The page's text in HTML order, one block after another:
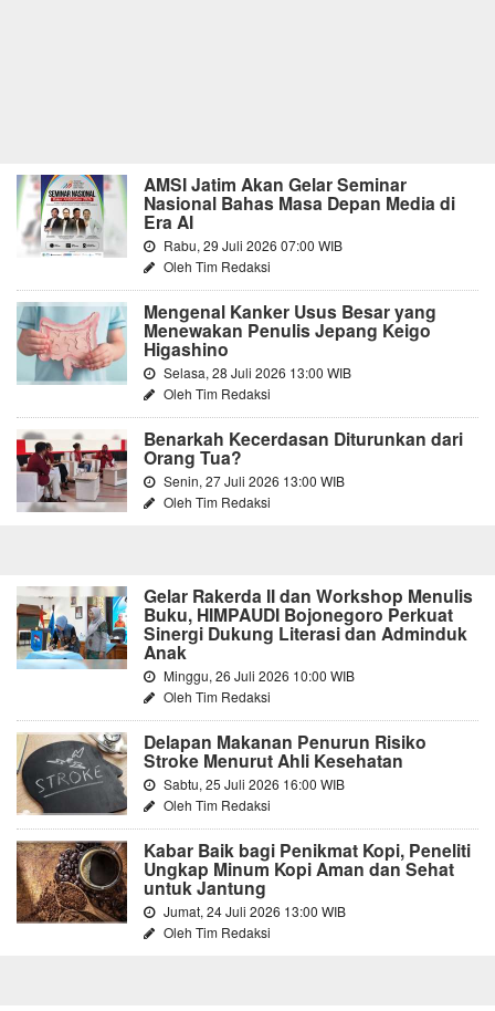
AMSI Jatim Akan Gelar Seminar
Nasional Bahas Masa Depan Media di
Era AI
Rabu, 29 Juli 2026 07:00 WIB
Oleh Tim Redaksi
Mengenal Kanker Usus Besar yang
Menewakan Penulis Jepang Keigo
Higashino
Selasa, 28 Juli 2026 13:00 WIB
Oleh Tim Redaksi
Benarkah Kecerdasan Diturunkan dari
Orang Tua?
Senin, 27 Juli 2026 13:00 WIB
Oleh Tim Redaksi
Gelar Rakerda II dan Workshop Menulis
Buku, HIMPAUDI Bojonegoro Perkuat
Sinergi Dukung Literasi dan Adminduk
Anak
Minggu, 26 Juli 2026 10:00 WIB
Oleh Tim Redaksi
Delapan Makanan Penurun Risiko
Stroke Menurut Ahli Kesehatan
Sabtu, 25 Juli 2026 16:00 WIB
Oleh Tim Redaksi
Kabar Baik bagi Penikmat Kopi, Peneliti
Ungkap Minum Kopi Aman dan Sehat
untuk Jantung
Jumat, 24 Juli 2026 13:00 WIB
Oleh Tim Redaksi